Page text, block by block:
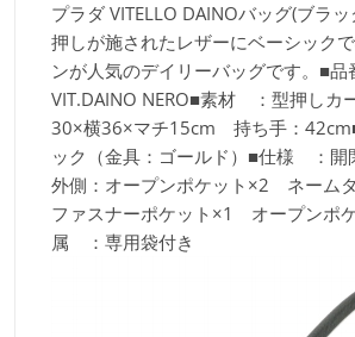
プラダ VITELLO DAINOバッグ(ブラ
押しが施されたレザーにベーシック
ンが人気のデイリーバッグです。■
VIT.DAINO NERO■素材 ：型押しカ
30×横36×マチ15cm 持ち手：
ック（金具：ゴールド）■仕様 ：
外側：オープンポケット×2 ネーム
ファスナーポケット×1 オープンポ
属 ：専用袋付き